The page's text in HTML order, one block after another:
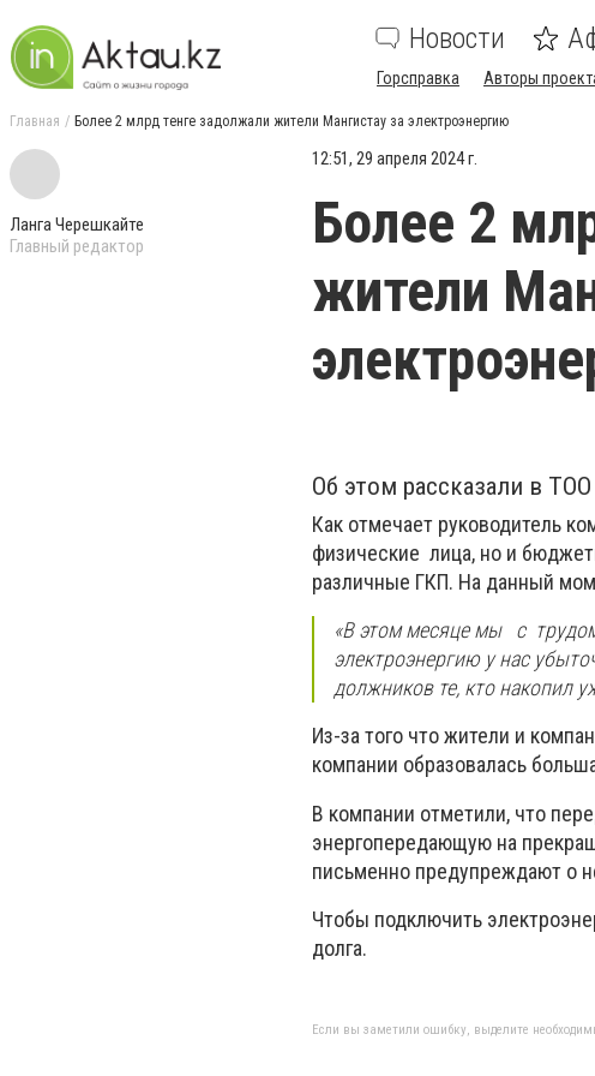
Новости
Горсправка Авторы
Главная Более 2 млрд тенге задолжали жители Мангистау за электроэнергию
Ланга Черешкайте
Главный редактор
12:51, 29 апреля 2024 г.
Более 2
жители
Об этом рассказали в
Как отмечает руководитель
физические лица, но и
различные ГКП. На данный
«В этом месяце мыс
электроэнергию у нас
должников те, кто накопил
Из-за того что жители и
компании образовалась
В компании отметили, что
энергопередающую на
письменно предупреждают о
Чтобы подключить
долга.
Если вы заметили ошибку, выделите